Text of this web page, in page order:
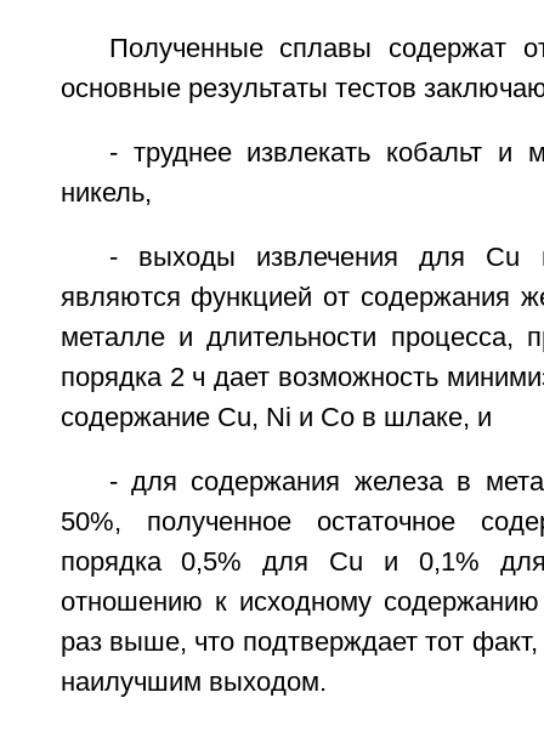
Полученные сплавы содержат
основные результаты тестов
- труднее извлекать кобальт и
никель,
- выходы извлечения для Сu
являются функцией от содержания
металле и длительности процесса,
порядка 2 ч дает возможность
содержание Сu, Ni и Со в шлаке, и
- для содержания железа в
50%, полученное остаточное
порядка 0,5% для Сu и 0,1%
отношению к исходному
раз выше, что подтверждает тот факт,
наилучшим выходом.